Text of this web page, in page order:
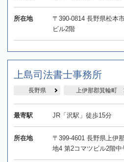
所在地
〒390-0814 長野県松本
ビル2階
上島司法書士事務所
長野県 上伊那郡箕輪町
最寄駅 JR「沢駅」徒歩15分
所在地
〒399-4601 長野県上伊
地4 第2コマツビル2階中